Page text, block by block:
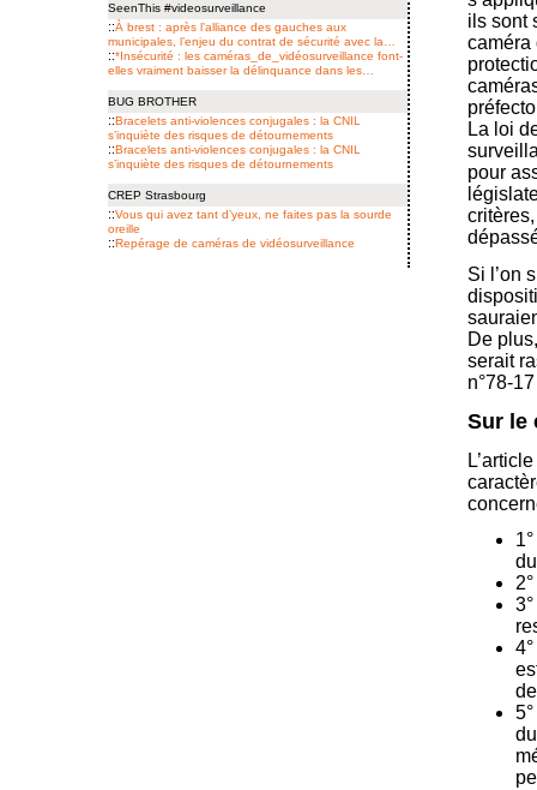
ils sont
caméra
La loi
pour
Si l’on
De
serait
n°78-
Sur le
SeenThis #videosurveillance
::À brest : après l’alliance des gauches aux
municipales, l’enjeu du contrat de sécurité avec la…
::*Insécurité : les caméras_de_vidéosurveillance font-
elles vraiment baisser la délinquance dans les…
BUG BROTHER
::Bracelets anti-violences conjugales : la CNIL
s’inquiète des risques de détournements
::Bracelets anti-violences conjugales : la CNIL
s’inquiète des risques de détournements
CREP Strasbourg
::Vous qui avez tant d’yeux, ne faites pas la sourde
oreille
::Repérage de caméras de vidéo­surveillance